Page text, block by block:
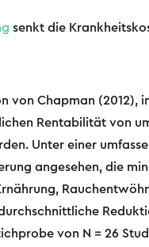
senkt die
von Chapman (2012),
Rentabilität von
Unter einer
angesehen, die
von N = 26